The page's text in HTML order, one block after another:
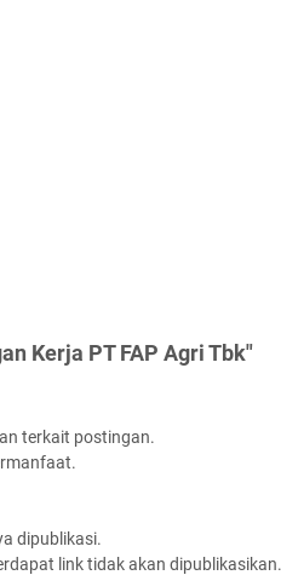
Kerja PT FAP Agri Tbk"
terkait postingan.
dipublikasi.
link tidak akan dipublikasikan.